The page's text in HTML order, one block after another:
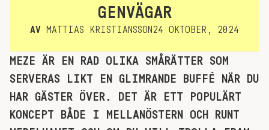
GENVÄGAR
AV MATTIAS KRISTIANSSON 24 OKTOBER, 2024
MEZE ÄR EN RAD OLIKA SMÅRÄTTER SOM
SERVERAS LIKT EN GLIMRANDE BUFFÉ NÄR DU
HAR GÄSTER ÖVER. DET ÄR ETT POPULÄRT
KONCEPT BÅDE I MELLANÖSTERN OCH RUNT